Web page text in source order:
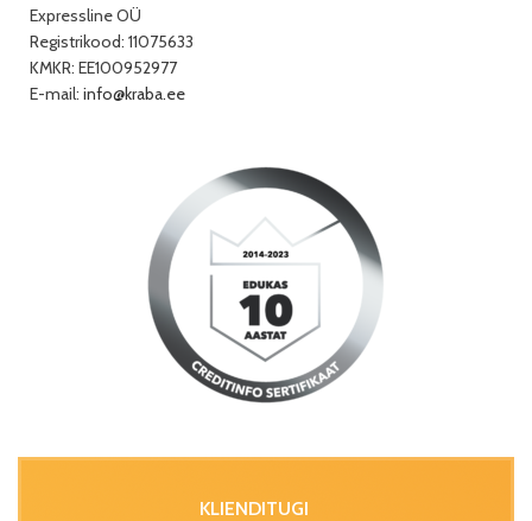
Expressline OÜ
Registrikood: 11075633
KMKR: EE100952977
E-mail: info@kraba.ee
KLIENDITUGI